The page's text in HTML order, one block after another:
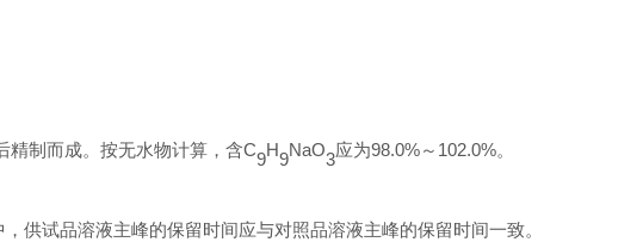
精制而成。按无水物计算，含C9H9NaO3应为98.0%～ 102.0%。
供试品溶液主峰的保留时间应与对照品溶液主峰的保留时间一致。